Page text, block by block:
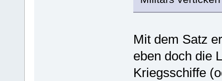
Mit dem Satz
eben doch die
Kriegsschiffe